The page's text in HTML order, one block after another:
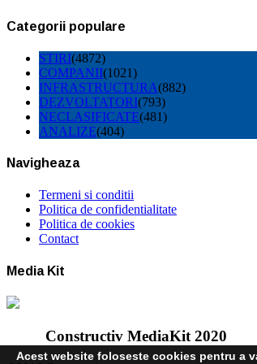
Categorii populare
STIRI(4872)
COMPANII(1021)
INFRASTRUCTURA(882)
DEZVOLTATORI(793)
NECLASIFICATE(481)
ANALIZE(404)
Navigheaza
Termeni si conditii
Politica de confidentialitate
Politica de cookies
Contact
Media Kit
Constructiv MediaKit 2020
Acest website foloseste cookies pentru a